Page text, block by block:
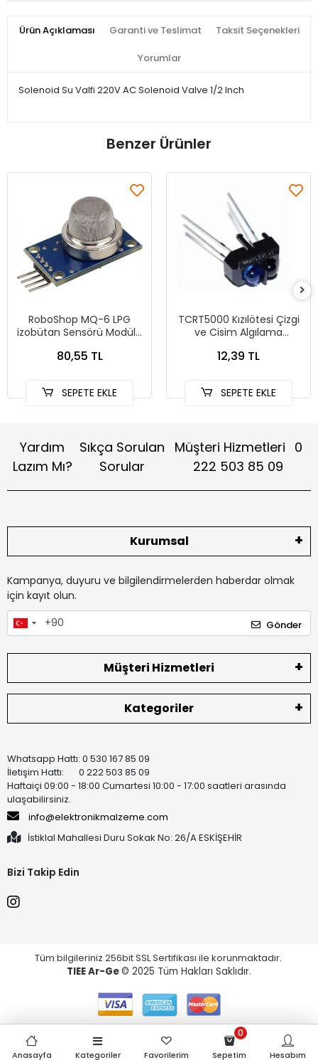
Ürün Açıklaması Garanti ve Teslimat Taksit Seçenekleri
Yorumlar
Solenoid Su Valfi 220V AC Solenoid Valve 1/2 Inch
Benzer Ürünler
RoboShop MQ-6 LPG
izobütan Sensörü Modülü
80,55 TL
SEPETE EKLE
TCRT5000 Kızılötesi Çizgi
ve Cisim Algılama
12,39 TL
SEPETE EKLE
Yardım
Lazım Mı?
Sıkça Sorulan
Sorular
Müşteri Hizmetleri 0
222 503 85 09
Kurumsal
Kampanya, duyuru ve bilgilendirmelerden haberdar olmak
için kayıt olun.
Gönder
Müşteri Hizmetleri
Kategoriler
Whatsapp Hattı: 0 530 167 85 09
İletişim Hattı: 0 222 503 85 09
Haftaiçi 09:00 - 18:00 Cumartesi 10:00 - 17:00 saatleri arasında
ulaşabilirsiniz.
info@elektronikmalzeme.com
İstiklal Mahallesi Duru Sokak No: 26/A ESKİŞEHİR
Bizi Takip Edin
Tüm bilgileriniz 256bit SSL Sertifikası ile korunmaktadır.
TIEE Ar-Ge© 2025 Tüm Hakları Saklıdır.
Anasayfa Kategoriler Favorilerim Sepetim
0
Hesabım